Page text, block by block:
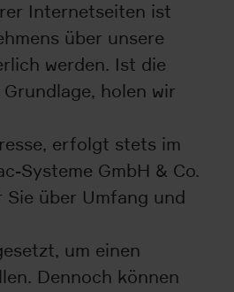
Internetseiten ist
über unsere
werden. Ist die
holen wir
erfolgt stets im
Systeme GmbH & Co.
über Umfang und
um einen
Dennoch können